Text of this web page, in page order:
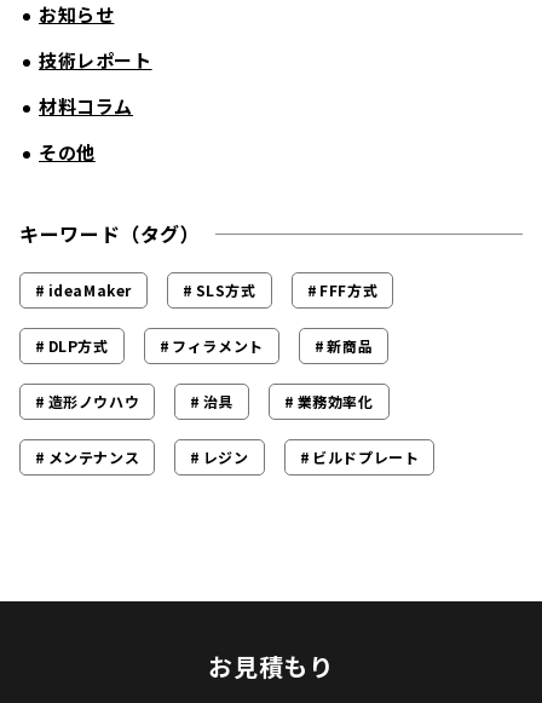
お知らせ
技術レポート
材料コラム
その他
キーワード（タグ）
ideaMaker SLS方式 FFF方式
DLP方式 フィラメント 新商品
造形ノウハウ 治具 業務効率化
メンテナンス レジン ビルドプレート
お見積もり